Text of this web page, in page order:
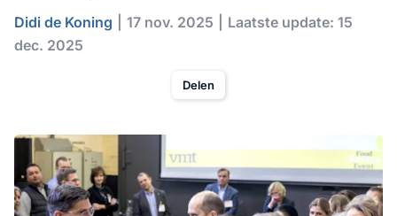
Didi de Koning 17 nov. 2025
Laatste update: 15
dec. 2025
Delen